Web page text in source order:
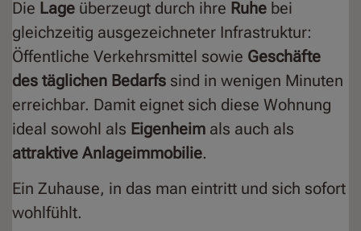
Die Lage überzeugt durch ihre Ruhe bei
gleichzeitig ausgezeichneter Infrastruktur:
Öffentliche Verkehrsmittel sowie Geschäfte
des täglichen Bedarfs sind in wenigen Minuten
erreichbar. Damit eignet sich diese Wohnung
ideal sowohl als Eigenheim als auch als
attraktive Anlageimmobilie.
Ein Zuhause, in das man eintritt und sich sofort
wohlfühlt.